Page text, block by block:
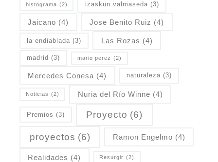
histograma (2) izaskun valmaseda (3)
Jaicano (4) Jose Benito Ruiz (4)
la endiablada (3) Las Rozas (4)
madrid (3) mario perez (2)
Mercedes Conesa (4) naturaleza (3)
Noticias (2) Nuria del Río Winne (4)
Premios (3) Proyecto (6)
proyectos (6) Ramon Engelmo (4)
Realidades (4) Resurgir (2)